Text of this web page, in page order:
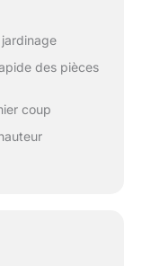
des pièces
coup